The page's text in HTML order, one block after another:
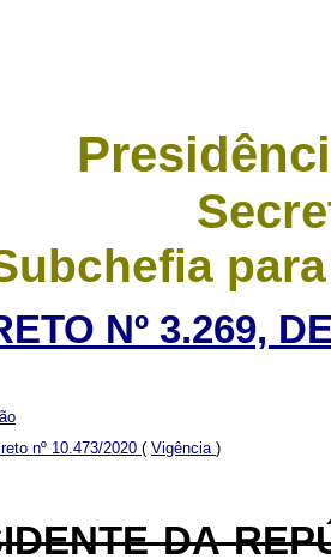
Nº 3.269,
nº 10.473/2020 ( Vigência )
DA